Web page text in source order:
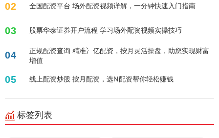
02 全国配资平台 场外配资视频详解，一分钟快速入门指南
03 股票华泰证券开户流程 学习场外配资视频实操技巧
04
正规配资查询 精准冫亿配资，按月灵活操盘，助您实现财富
增值
05 线上配资炒股 按月配资，选N配资帮你轻松赚钱
标签列表